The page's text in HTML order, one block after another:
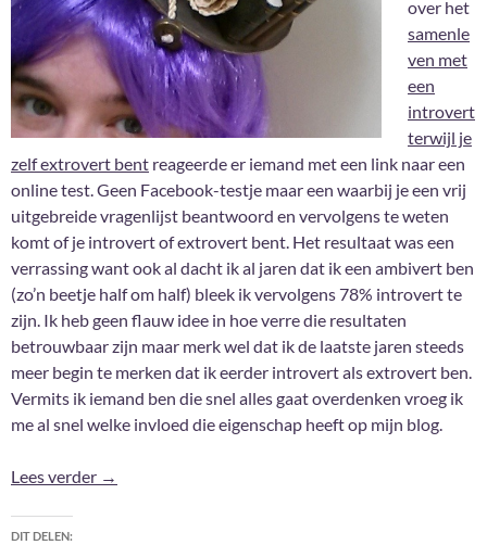
over het
samenle
ven met
een
introvert
terwijl je
zelf extrovert bent reageerde er iemand met een link naar een
online test. Geen Facebook-testje maar een waarbij je een vrij
uitgebreide vragenlijst beantwoord en vervolgens te weten
komt of je introvert of extrovert bent. Het resultaat was een
verrassing want ook al dacht ik al jaren dat ik een ambivert ben
(zo’n beetje half om half) bleek ik vervolgens 78% introvert te
zijn. Ik heb geen flauw idee in hoe verre die resultaten
betrouwbaar zijn maar merk wel dat ik de laatste jaren steeds
meer begin te merken dat ik eerder introvert als extrovert ben.
Vermits ik iemand ben die snel alles gaat overdenken vroeg ik
me al snel welke invloed die eigenschap heeft op mijn blog.
Lees verder Introvert als blogger
→
DIT DELEN: